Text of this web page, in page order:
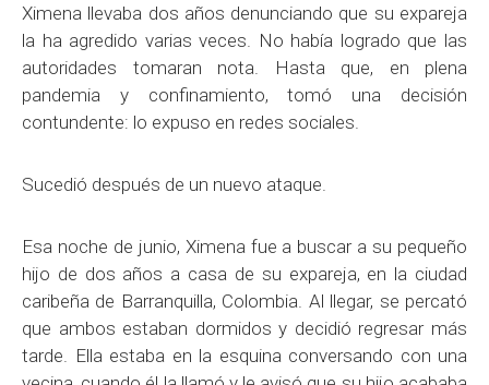
Ximena llevaba dos años denunciando que su expareja
la ha agredido varias veces. No había logrado que las
autoridades tomaran nota. Hasta que, en plena
pandemia y confinamiento, tomó una decisión
contundente: lo expuso en redes sociales.
Sucedió después de un nuevo ataque.
Esa noche de junio, Ximena fue a buscar a su pequeño
hijo de dos años a casa de su expareja, en la ciudad
caribeña de Barranquilla, Colombia. Al llegar, se percató
que ambos estaban dormidos y decidió regresar más
tarde. Ella estaba en la esquina conversando con una